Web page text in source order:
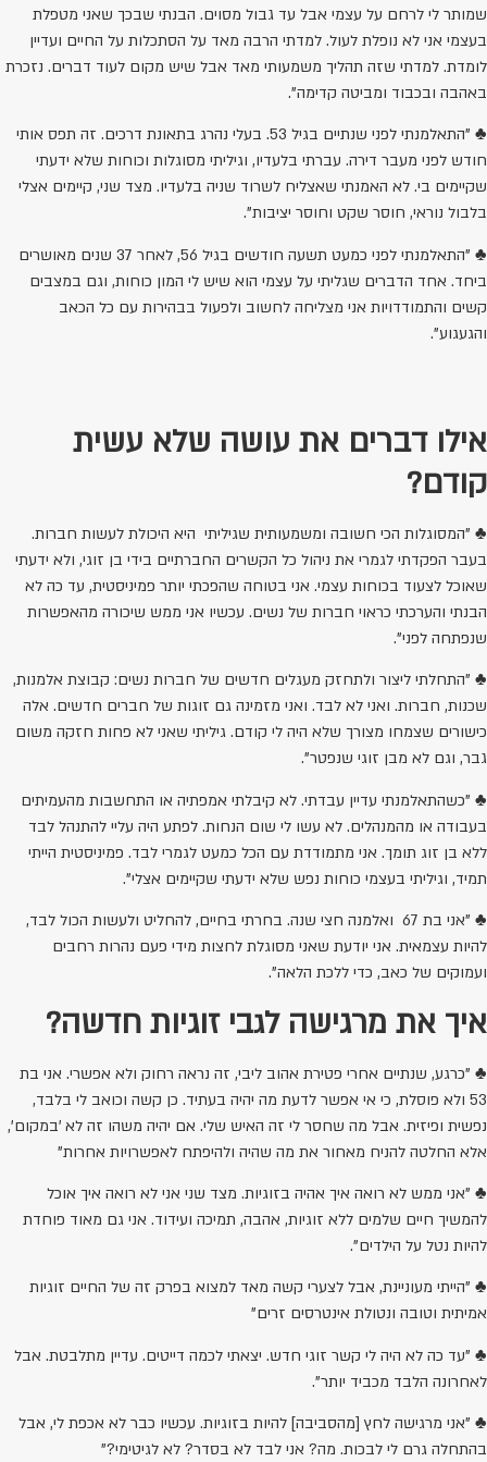
שמותר לי לרחם על עצמי אבל עד גבול מסוים. הבנתי שבכך שאני מטפלת
בעצמי אני לא נופלת לעול. למדתי הרבה מאד על הסתכלות על החיים ועדיין
לומדת. למדתי שזה תהליך משמעותי מאד אבל שיש מקום לעוד דברים. נזכרת
באהבה ובכבוד ומביטה קדימה".
♣ "התאלמנתי לפני שנתיים בגיל 53. בעלי נהרג בתאונת דרכים. זה תפס אותי
חודש לפני מעבר דירה. עברתי בלעדיו, וגיליתי מסוגלות וכוחות שלא ידעתי
שקיימים בי. לא האמנתי שאצליח לשרוד שניה בלעדיו. מצד שני, קיימים אצלי
בלבול נוראי, חוסר שקט וחוסר יציבות".
♣ "התאלמנתי לפני כמעט תשעה חודשים בגיל 56, לאחר 37 שנים מאושרים
ביחד. אחד הדברים שגליתי על עצמי הוא שיש לי המון כוחות, וגם במצבים
קשים והתמודדויות אני מצליחה לחשוב ולפעול בבהירות עם כל הכאב
והגעגוע".
אילו דברים את עושה שלא עשית
קודם?
♣ "המסוגלות הכי חשובה ומשמעותית שגיליתי היא היכולת לעשות חברות.
בעבר הפקדתי לגמרי את ניהול כל הקשרים החברתיים בידי בן זוגי, ולא ידעתי
שאוכל לצעוד בכוחות עצמי. אני בטוחה שהפכתי יותר פמיניסטית, עד כה לא
הבנתי והערכתי כראוי חברות של נשים. עכשיו אני ממש שיכורה מהאפשרות
שנפתחה לפני".
♣ "התחלתי ליצור ולתחזק מעגלים חדשים של חברות נשים: קבוצת אלמנות,
שכנות, חברות. ואני לא לבד. ואני מזמינה גם זוגות של חברים חדשים. אלה
כישורים שצמחו מצורך שלא היה לי קודם. גיליתי שאני לא פחות חזקה משום
גבר, וגם לא מבן זוגי שנפטר".
♣ "כשהתאלמנתי עדיין עבדתי. לא קיבלתי אמפתיה או התחשבות מהעמיתים
בעבודה או מהמנהלים. לא עשו לי שום הנחות. לפתע היה עליי להתנהל לבד
ללא בן זוג תומך. אני מתמודדת עם הכל כמעט לגמרי לבד. פמיניסטית הייתי
תמיד, וגיליתי בעצמי כוחות נפש שלא ידעתי שקיימים אצלי".
♣ "אני בת 67 ואלמנה חצי שנה. בחרתי בחיים, להחליט ולעשות הכול לבד,
להיות עצמאית. אני יודעת שאני מסוגלת לחצות מידי פעם נהרות רחבים
ועמוקים של כאב, כדי ללכת הלאה".
איך את מרגישה לגבי זוגיות חדשה?
♣ "כרגע, שנתיים אחרי פטירת אהוב ליבי, זה נראה רחוק ולא אפשרי. אני בת
53 ולא פוסלת, כי אי אפשר לדעת מה יהיה בעתיד. כן קשה וכואב לי בלבד,
נפשית ופיזית. אבל מה שחסר לי זה האיש שלי. אם יהיה משהו זה לא 'במקום',
אלא החלטה להניח מאחור את מה שהיה ולהיפתח לאפשרויות אחרות"
♣ "אני ממש לא רואה איך אהיה בזוגיות. מצד שני אני לא רואה איך אוכל
להמשיך חיים שלמים ללא זוגיות, אהבה, תמיכה ועידוד. אני גם מאוד פוחדת
להיות נטל על הילדים".
♣ "הייתי מעוניינת, אבל לצערי קשה מאד למצוא בפרק זה של החיים זוגיות
אמיתית וטובה ונטולת אינטרסים זרים"
♣ "עד כה לא היה לי קשר זוגי חדש. יצאתי לכמה דייטים. עדיין מתלבטת. אבל
לאחרונה הלבד מכביד יותר".
♣ "אני מרגישה לחץ [מהסביבה] להיות בזוגיות. עכשיו כבר לא אכפת לי, אבל
בהתחלה גרם לי לבכות. מה? אני לבד לא בסדר? לא לגיטימי?"